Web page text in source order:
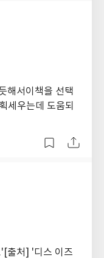
해서이책을 선택
세우는데 도움되
출처] '디스 이즈